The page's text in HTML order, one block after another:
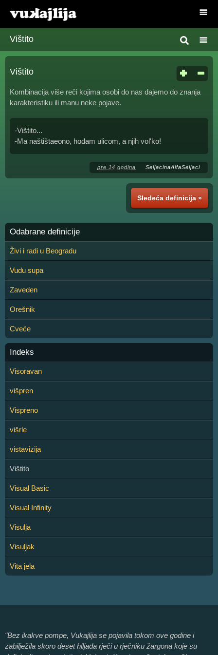
Vištito
Vištito
Kombinacija više reči kojima osobi do nas dajemo do znanja
karakteristiku ili manu neke pojave.
-Vištito...
-Ma naštištaeono, hodam ulicom, a njih vol'ko!
pre 14 godina SeljacinaAlfaSeljaci
Sledeća definicija »
Odabrane definicije
Živi i radi u Beogradu
Vudu supa
Zaveden
Orešnik
Cveće
Indeks
Visoravan
višpren
Vispreno
višrle
vistavizija
Vištito
Visual Basic
Visual Infinity
Visulja
Visuljak
Vita jela
"Bez ikakve pompe, Vukajlija se pojavila tokom ove godine i
zabilježila skoro deset hiljada rječi u rječniku žargona koje su